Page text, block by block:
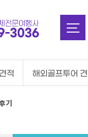
적 해외골프투어
기